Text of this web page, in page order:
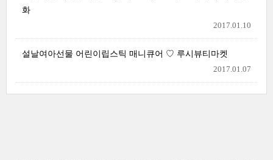
화
2017.01.10
설날여아선물 어린이립스틱 매니큐어 ♡ 루시뷰티마켓
2017.01.07